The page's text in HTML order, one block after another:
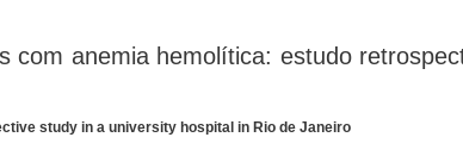
com anemia hemolítica: estudo
study in a university hospital in Rio de Janeiro